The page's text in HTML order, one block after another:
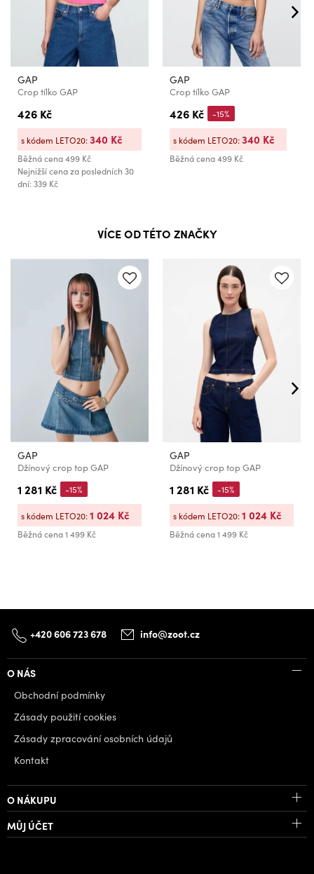
GAP
Crop tílko GAP
426 Kč
Běžná cena499 Kč
Nejnižší cena za posledních 30
dní: 339 Kč
s kódem LETO20:340 Kč
GAP
Crop tílko GAP
426 Kč
Běžná cena499 Kč
-15%
s kódem LETO20:340 Kč
VÍCE OD TÉTO ZNAČKY
GAP
Džínový crop top GAP
1 281 Kč
Běžná cena1 499 Kč
-15%
s kódem LETO20:1 024 Kč
GAP
Džínový crop top GAP
1 281 Kč
Běžná cena1 499 Kč
-15%
s kódem LETO20:1 024 Kč
+420 606 723 678 info@zoot.cz
O NÁS
Obchodní podmínky
Zásady použití cookies
Zásady zpracování osobních údajů
Kontakt
O NÁKUPU
MŮJ ÚČET